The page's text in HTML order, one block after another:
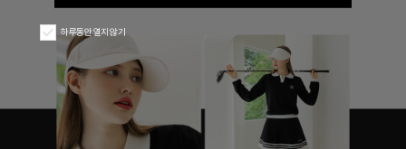
하루동안 열지 않기